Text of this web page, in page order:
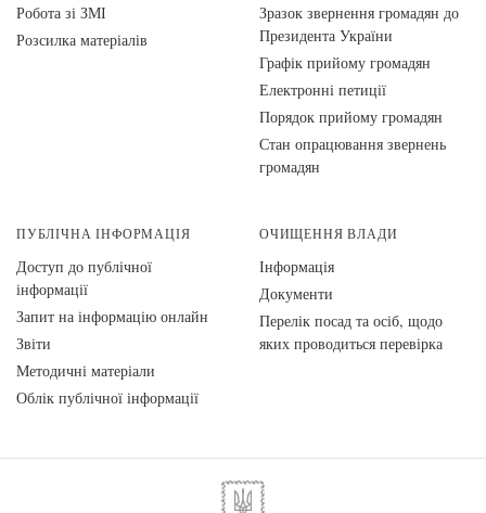
Робота зі ЗМІ
Розсилка матеріалів
Зразок звернення громадян до
Президента України
Графік прийому громадян
Електронні петиції
Порядок прийому громадян
Стан опрацювання звернень
громадян
ПУБЛІЧНА ІНФОРМАЦІЯ
Доступ до публічної
інформації
Запит на інформацію онлайн
Звіти
Методичні матеріали
Облік публічної інформації
ОЧИЩЕННЯ ВЛАДИ
Інформація
Документи
Перелік посад та осіб, щодо
яких проводиться перевірка